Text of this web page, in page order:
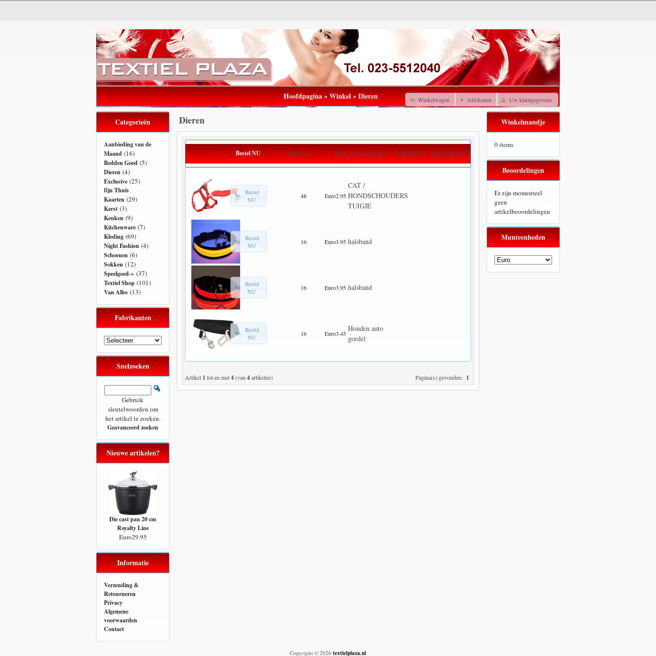
Winkelwagen Afrekenen Uw klantgegevens
Hoofdpagina»Winkel»Dieren
Dieren
Bestel NU Aantal Prijs Artikelnaam+ Fabrikant Artikelmodel
Bestel
NU
48 Euro2.95
CAT /
HONDSCHOUDERS
TUIGJE
Bestel
NU
16 Euro3.95 halsband
Bestel
NU
16 Euro3.95 halsband
Bestel
NU
16 Euro3.45
Honden auto
gordel
Pagina(s) gevonden: 1
Artikel 1 tot en met4(van 4artikelen)
Categorieën
Aanbieding van de
Maand (16)
Bedden Goed (5)
Dieren (4)
Exclusive (25)
fijn Thuis
Kaarten (29)
Kerst (3)
Keuken (9)
Kitchenware (7)
Kleding (69)
Night Fashion (4)
Schoenen (6)
Sokken (12)
Speelgoed-> (37)
Textiel Shop (101)
Van Alles (13)
Fabrikanten
Snelzoeken
Gebruik
sleutelwoorden om
het artikel te zoeken.
Geavanceerd zoeken
Nieuwe artikelen?
Die cast pan 20 cm
Royalty Line
Euro29.95
Informatie
Verzending &
Retourneren
Privacy
Algemene
voorwaarden
Contact
Winkelmandje
0 items
Beoordelingen
Er zijn momenteel
geen
artikelbeoordelingen
Munteenheden
Copyright © 2026 textielplaza.nl